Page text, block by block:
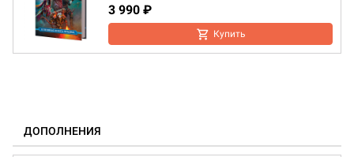
3 990 ₽
Купить
ДОПОЛНЕНИЯ